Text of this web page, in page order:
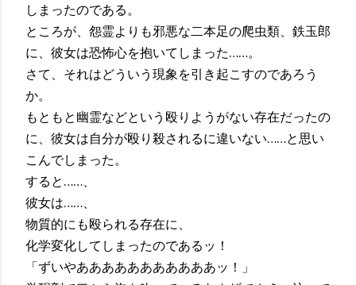
しまったのである。
ところが、怨霊よりも邪悪な二本足の爬虫類、鉄玉郎
に、彼女は恐怖心を抱いてしまった……。
さて、それはどういう現象を引き起こすのであろう
か。
もともと幽霊などという殴りようがない存在だったの
に、彼女は自分が殴り殺されるに違いない……と思い
こんでしまった。
すると……、
彼女は……、
物質的にも殴られる存在に、
化学変化してしまったのであるッ！
「ずいやあああああああああああッ！」